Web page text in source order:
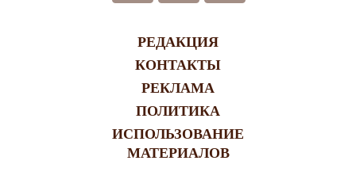
РЕДАКЦИЯ
КОНТАКТЫ
РЕКЛАМА
ПОЛИТИКА
ИСПОЛЬЗОВАНИЕ
МАТЕРИАЛОВ